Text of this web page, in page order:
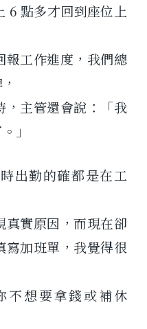
6 點多才回到座位上
報工作進度，我們總
，主管還會說：「我
」
出勤的確都是在工
真實原因，而現在卻
寫加班單，我覺得很
不想要拿錢或補休